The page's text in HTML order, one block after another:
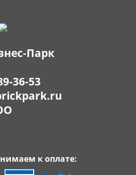
Парк
36-53
к оплате: